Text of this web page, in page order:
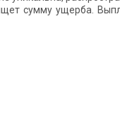
сумму ущерба.